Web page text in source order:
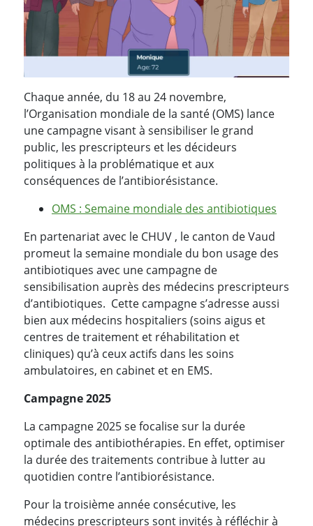
Chaque année, du 18 au 24 novembre,
l’Organisation mondiale de la santé (OMS) lance
une campagne visant à sensibiliser le grand
public, les prescripteurs et les décideurs
politiques à la problématique et aux
conséquences de l’antibiorésistance.
OMS : Semaine mondiale des antibiotiques
En partenariat avec le CHUV , le canton de Vaud
promeut la semaine mondiale du bon usage des
antibiotiques avec une campagne de
sensibilisation auprès des médecins prescripteurs
d’antibiotiques. Cette campagne s’adresse aussi
bien aux médecins hospitaliers (soins aigus et
centres de traitement et réhabilitation et
cliniques) qu’à ceux actifs dans les soins
ambulatoires, en cabinet et en EMS.
Campagne 2025
La campagne 2025 se focalise sur la durée
optimale des antibiothérapies. En effet, optimiser
la durée des traitements contribue à lutter au
quotidien contre l’antibiorésistance.
Pour la troisième année consécutive, les
médecins prescripteurs sont invités à réfléchir à